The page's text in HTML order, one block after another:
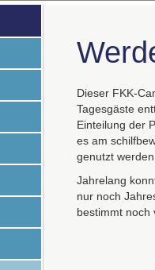
Dieser FKK-
Tagesgäste
Einteilung der
es am
genutzt werden.
Jahrelang
nur noch
bestimmt noch